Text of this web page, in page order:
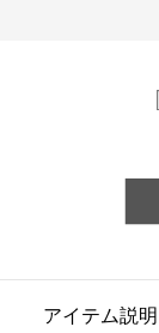
アイテム説明